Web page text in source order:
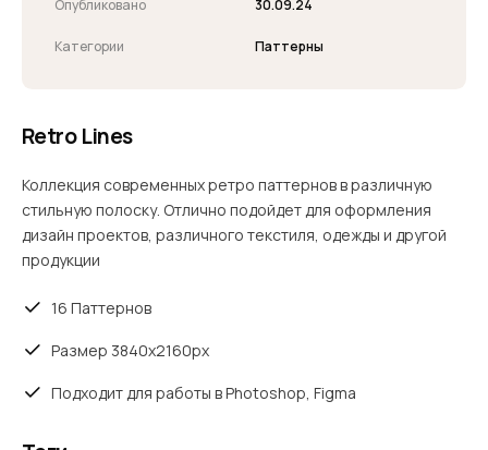
Опубликовано 30.09.24
Категории Паттерны
Retro Lines
Коллекция современных ретро паттернов в различную
стильную полоску. Отлично подойдет для оформления
дизайн проектов, различного текстиля, одежды и другой
продукции
16 Паттернов
Размер 3840x2160px
Подходит для работы в Photoshop, Figma